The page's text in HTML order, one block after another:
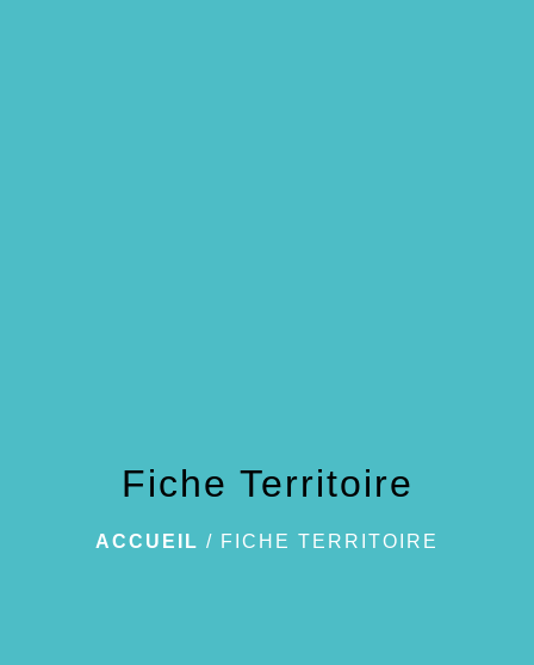
Fiche Territoire
ACCUEIL / FICHE TERRITOIRE